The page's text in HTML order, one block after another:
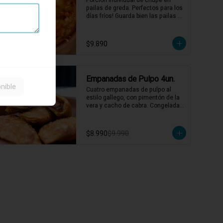
pailas de greda. Perfectos para los
días fríos! Guarda bien las pailas de
$9.890
Empanadas de Pulpo 4un.
Cuatro empanadas de pulpo al
estilo gallego, con pimentón de la
vera y cacho de cabra. Congeladas
$8.990$9.990